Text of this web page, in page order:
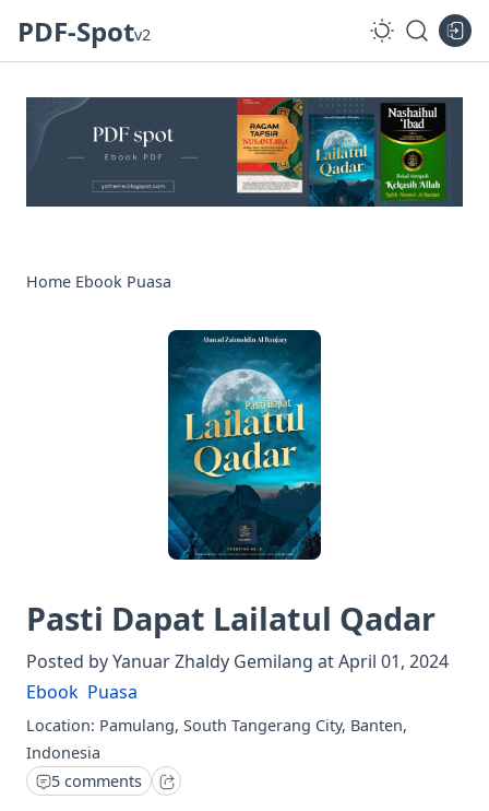
PDF-Spotv2
Home Ebook Puasa
Pasti Dapat Lailatul Qadar
Posted byYanuar Zhaldy Gemilang atApril 01, 2024
Ebook Puasa
Location: Pamulang, South Tangerang City, Banten,
Indonesia
5 comments